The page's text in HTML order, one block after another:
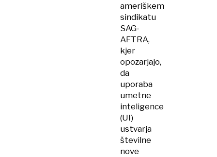
ameriškem
sindikatu
SAG-
AFTRA,
kjer
opozarjajo,
da
uporaba
umetne
inteligence
(UI)
ustvarja
številne
nove